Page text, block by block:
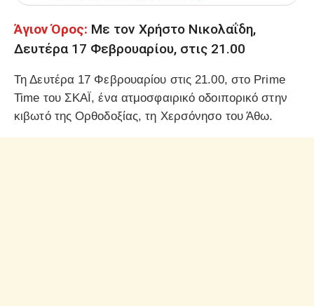
Άγιον Όρος: Με τον Χρήστο Νικολαΐδη,
Δευτέρα 17 Φεβρουαρίου, στις 21.00
Τη Δευτέρα 17 Φεβρουαρίου στις 21.00, στο Prime
Time του ΣΚΑΪ, ένα ατμοσφαιρικό οδοιπορικό στην
κιβωτό της Ορθοδοξίας, τη Χερσόνησο του Άθω.